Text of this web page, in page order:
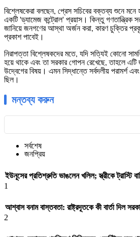
বিশ্লেষকেরা বলছেন, প্রেস সচিবের বক্তব্য শুনে মনে
একটি 'ড্যামেজ কন্ট্রোল' প্রয়াস। কিন্তু গণতান্ত্রিক
জানিয়ে জনগণের আস্থা অর্জন করা, কারণ চুক্তির
প্রকাশ পাবেই।
নিরাপত্তা বিশ্লেষকদের মতে, যদি সত্যিই কোনো
হয়ে থাকে এবং তা সরকার গোপন রেখেছে, তাহলে
উদ্বেগের বিষয়। এমন সিদ্ধান্তে সর্বদলীয় পরামর্শ
ছিল।
মন্তব্য করুন
সর্বশেষ
জনপ্রিয়
ইউনূসের প্রতিশ্রুতি ভাঙলেন খলিল; স্ত্রীকে ট্রাস্টি
1
আশ্বাস বনাম বাস্তবতা: রাষ্ট্রদূতকে কী বার্তা দিল
2